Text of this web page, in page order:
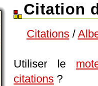
Citation
Citations/
Utiliser le
citations ?